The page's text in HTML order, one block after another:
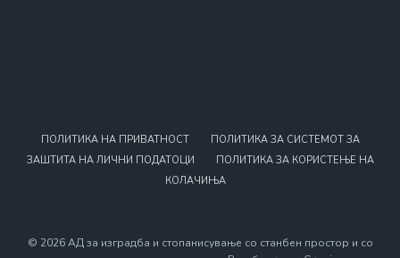
ПОЛИТИКА НА ПРИВАТНОСТ
ПОЛИТИКА ЗА СИСТЕМОТ ЗА
ЗАШТИТА НА ЛИЧНИ ПОДАТОЦИ
ПОЛИТИКА ЗА КОРИСТЕЊЕ НА
КОЛАЧИЊА
© 2026 АД за изградба и стопанисување со станбен простор и со